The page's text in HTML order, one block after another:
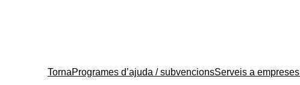
TornaProgrames d’ajuda / subvencionsServeis a empreses